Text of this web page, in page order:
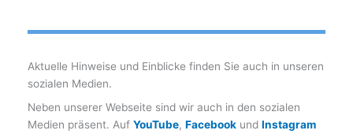
Aktuelle Hinweise und Einblicke finden Sie auch in unseren
sozialen Medien.
Neben unserer Webseite sind wir auch in den sozialen
Medien präsent. Auf YouTube, Facebook und Instagram